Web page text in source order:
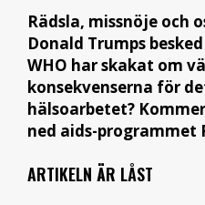
Rädsla, missnöje och
Donald Trumps
WHO har skakat om
konsekvenserna för
hälsoarbetet?
ned aids-programmet
ARTIKELN ÄR LÅST